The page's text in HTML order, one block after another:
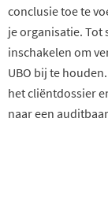
conclusie toe te
je organisatie.
inschakelen om
UBO bij te
het cliëntdossier
naar een